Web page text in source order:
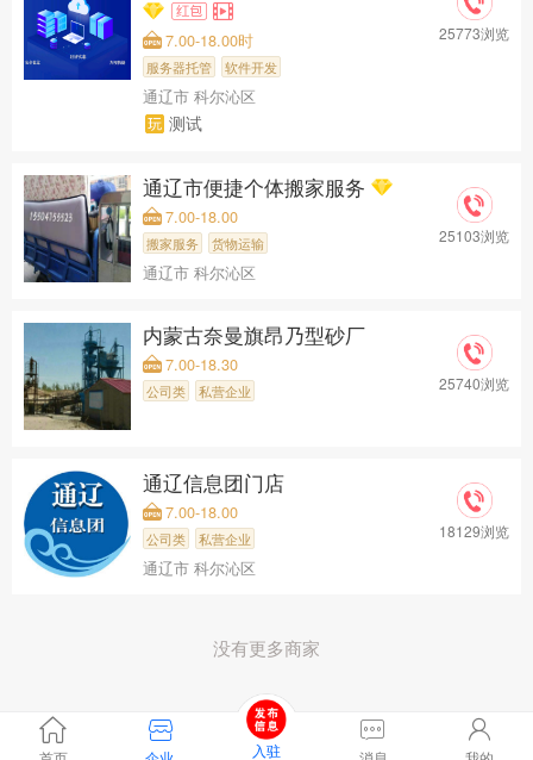
7.00-18.00时
服务器托管 软件开发
通辽市 科尔沁区
测试
25773浏览
通辽市便捷个体搬家服务
7.00-18.00
搬家服务 货物运输
通辽市 科尔沁区
25103浏览
内蒙古奈曼旗昂乃型砂厂
7.00-18.30
公司类 私营企业 25740浏览
通辽信息团门店
7.00-18.00
公司类 私营企业
通辽市 科尔沁区
18129浏览
没有更多商家
入驻